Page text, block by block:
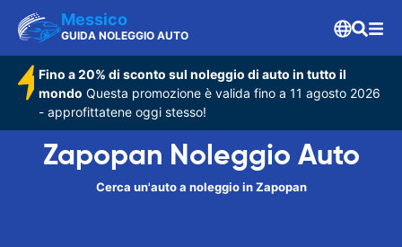
Messico
GUIDA NOLEGGIO AUTO
Fino a 20% di sconto sul noleggio di auto in tutto il
mondo Questa promozione è valida fino a 11 agosto 2026
- approfittatene oggi stesso!
Zapopan Noleggio Auto
Cerca un'auto a noleggio in Zapopan